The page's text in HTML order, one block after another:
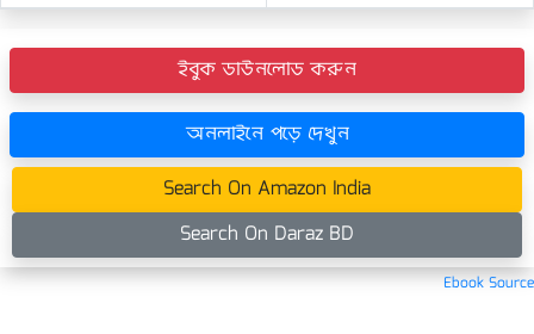
ইবুক ডাউনলোড করুন
অনলাইনে পড়ে দেখুন
Search On Amazon India
Search On Daraz BD
Ebook Source